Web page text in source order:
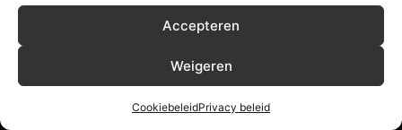
Accepteren
Weigeren
CookiebeleidPrivacy beleid